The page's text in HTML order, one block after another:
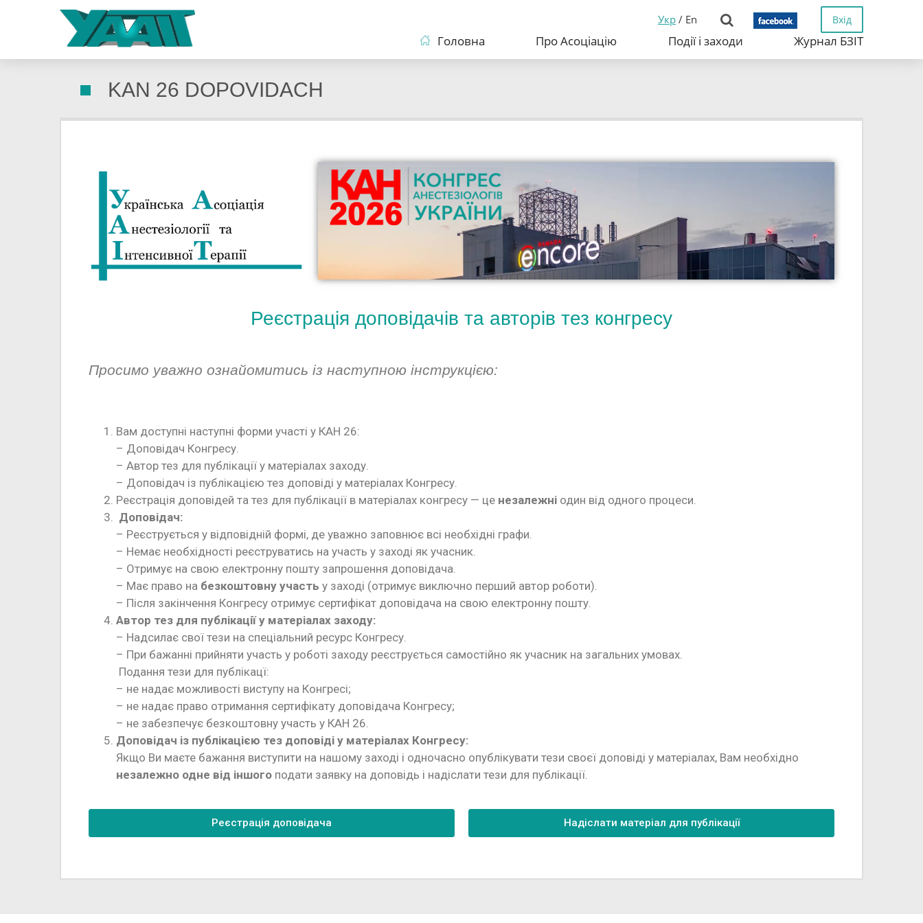
Укр / En Вхід
Головна Про Асоціацію Події і заходи Журнал БЗІТ
KAN 26 DOPOVIDACH
Реєстрація доповідачів та авторів тез конгресу
Просимо уважно ознайомитись із наступною інструкцією:
Вам доступні наступні форми участі у КАН 26:
– Доповідач Конгресу.
– Автор тез для публікації у матеріалах заходу.
– Доповідач із публікацією тез доповіді у матеріалах Конгресу.
Реєстрація доповідей та тез для публікації в матеріалах конгресу — це незалежні один від одного процеси.
Доповідач:
– Реєструється у відповідній формі, де уважно заповнює всі необхідні графи.
– Немає необхідності реєструватись на участь у заході як учасник.
– Отримує на свою електронну пошту запрошення доповідача.
– Має право на безкоштовну участь у заході (отримує виключно перший автор роботи).
– Після закінчення Конгресу отримує сертифікат доповідача на свою електронну пошту.
Автор тез для публікації у матеріалах заходу:
– Надсилає свої тези на спеціальний ресурс Конгресу.
– При бажанні прийняти участь у роботі заходу реєструється самостійно як учасник на загальних умовах.
Подання тези для публікацї:
– не надає можливості виступу на Конгресі;
– не надає право отримання сертифікату доповідача Конгресу;
– не забезпечує безкоштовну участь у КАН 26.
Доповідач із публікацією тез доповіді у матеріалах Конгресу:
Якщо Ви маєте бажання виступити на нашому заході і одночасно опублікувати тези своєї доповіді у матеріалах, Вам необхідно
незалежно одне від іншого подати заявку на доповідь і надіслати тези для публікації.
Реєстрація доповідача Надіслати матеріал для публікації